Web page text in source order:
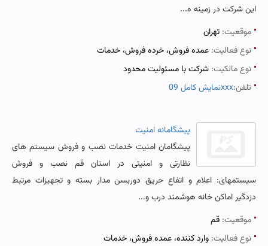
این شرکت در زمینه ه...
موقعیت: تهران
نوع فعالیت: عمده فروش، خرده فروش، خدمات
نوع مالکیت: شرکت با مسئولیت محدود
تلفن:نمایش کامل 09xxx
پیشگامانه امنیت
پیشگامان امنیت خدمات نصب و فروش سیستم های
نظارتی و امنیتی در استان قم نصب و فروش
سیستمهای: اعلام و اتفاع حریق دوربسن مدار بسته و تجهیزات مرتبط
دزدگیر اماکن خانه هوشمند درب و...
موقعیت: قم
نوع فعالیت: وارد کننده، عمده فروش، خدمات